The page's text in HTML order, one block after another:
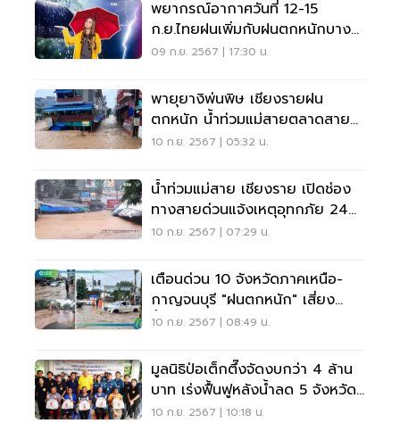
พยากรณ์อากาศวันที่ 12-15
ก.ย.ไทยฝนเพิ่มกับฝนตกหนักบาง
แห่ง
09 ก.ย. 2567 | 17:30 น.
พายุยางิพ่นพิษ เชียงรายฝน
ตกหนัก น้ำท่วมแม่สายตลาดสาย
ลมจอย
10 ก.ย. 2567 | 05:32 น.
น้ำท่วมแม่สาย เชียงราย เปิดช่อง
ทางสายด่วนแจ้งเหตุอุทกภัย 24
ชม.
10 ก.ย. 2567 | 07:29 น.
เตือนด่วน 10 จังหวัดภาคเหนือ-
กาญจนบุรี "ฝนตกหนัก" เสี่ยง
น้ำป่าไหลหลาก
10 ก.ย. 2567 | 08:49 น.
มูลนิธิป่อเต็กตึ๊งจัดงบกว่า 4 ล้าน
บาท เร่งฟื้นฟูหลังน้ำลด 5 จังหวัด
ภาคเหนือ
10 ก.ย. 2567 | 10:18 น.